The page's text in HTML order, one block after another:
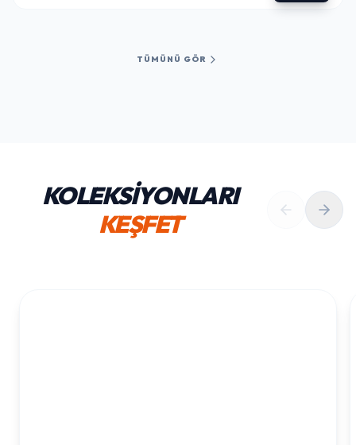
TÜMÜNÜ GÖR
KOLEKSİYONLARI
KEŞFET